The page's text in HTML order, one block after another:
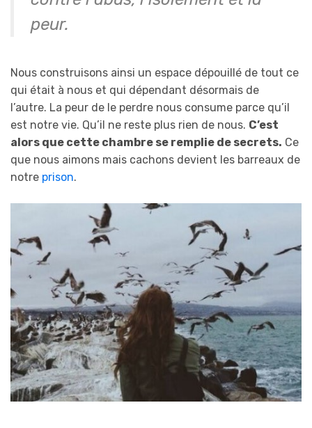
peur.
Nous construisons ainsi un espace dépouillé de tout ce
qui était à nous et qui dépendant désormais de
l’autre. La peur de le perdre nous consume parce qu’il
est notre vie. Qu’il ne reste plus rien de nous. C’est
alors que cette chambre se remplie de secrets. Ce
que nous aimons mais cachons devient les barreaux de
notre prison.